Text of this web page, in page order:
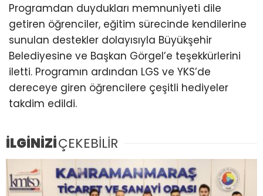
Programdan duydukları memnuniyeti dile
getiren öğrenciler, eğitim sürecinde kendilerine
sunulan destekler dolayısıyla Büyükşehir
Belediyesine ve Başkan Görgel’e teşekkürlerini
iletti. Programın ardından LGS ve YKS’de
dereceye giren öğrencilere çeşitli hediyeler
takdim edildi.
İLGİNİZİÇEKEBİLİR